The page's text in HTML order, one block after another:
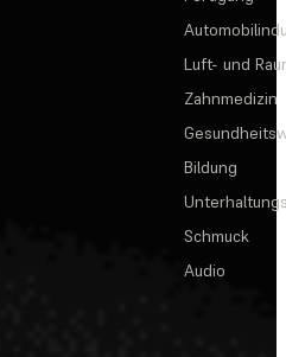
Luft- und
Zahnmedizin
Bildung
Schmuck
Audio